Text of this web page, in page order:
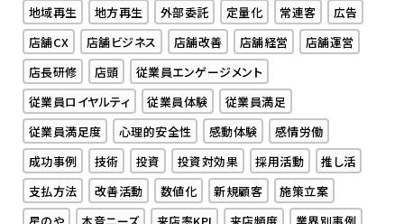
地域再生
地方再生 外部委託 定量化 常連客
広告
店舗CX
店舗ビジネス 店舗改善 店舗経営
店舗運営
店長研修
店頭
従業員エンゲージメント
従業員ロイヤルティ
従業員体験
従業員満足
従業員満足度
心理的安全性 感動体験
感情労働
成功事例
技術 投資 投資対効果 採用活動
推し活
支払方法
改善活動 数値化 新規顧客
施策立案
星のや
本音ニーズ 来店率KPI 来店頻度
業界別事例